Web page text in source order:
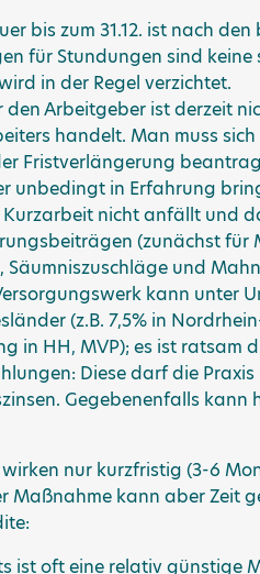
bis zum 31.12. ist nach
für Stundungen sind
in der Regel verzichtet.
Arbeitgeber ist derzeit
handelt. Man muss
Fristverlängerung
unbedingt in Erfahrung
nicht anfällt und
(zunächst
und
kann unter
(z.B. 7,5% in
in HH, MVP); es ist ratsam
Diese darf die
Gegebenenfalls
nur kurzfristig (3-6
Maßnahme kann aber Zeit
ist oft eine relativ günstige